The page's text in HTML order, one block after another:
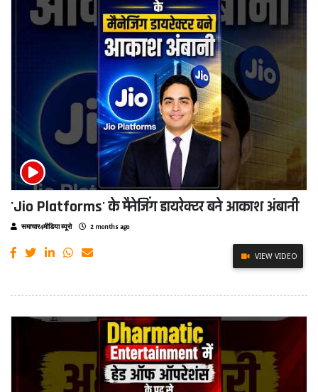
'Jio Platforms' के मैनेजिंग डायरेक्टर बने आकाश अंबानी
समाचार4मीडिया ब्यूरो 2 months ago
VIEW VIDEO